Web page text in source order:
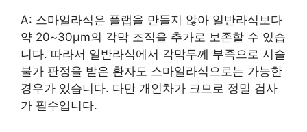
A: 스마일라식은 플랩을 만들지 않아 일반라식보다
약 20~30μm의 각막 조직을 추가로 보존할 수 있습
니다. 따라서 일반라식에서 각막두께 부족으로 시술
불가 판정을 받은 환자도 스마일라식으로는 가능한
경우가 있습니다. 다만 개인차가 크므로 정밀 검사
가 필수입니다.